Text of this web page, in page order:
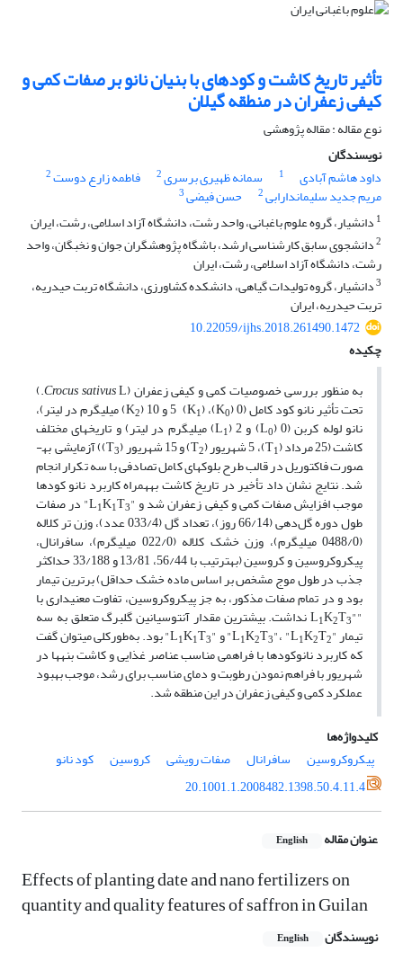
تأثیر تاریخ کاشت و کودهای با بنیان نانو بر صفات کمی و
کیفی زعفران در منطقه گیلان
نوع مقاله : مقاله پژوهشی
نویسندگان
داود هاشم آبادی
1 سمانه ظهیری برسری2 فاطمه زارع دوست2
مریم جدید سلیماندارابی2 حسن فیضی3
1 دانشیار، گروه علوم باغبانی، واحد رشت، دانشگاه آزاد اسلامی، رشت، ایران
2دانشجوی سابق کارشناسی ارشد، باشگاه پژوهشگران جوان و نخبگان، واحد
رشت، دانشگاه آزاد اسلامی، رشت، ایران
3دانشیار، گروه تولیدات گیاهی، دانشکده‌ کشاورزی، دانشگاه تربت حیدریه،
تربت حیدریه، ایران ‏
10.22059/ijhs.2018.261490.1472
چکیده
به منظور بررسی خصوصیات کمی و کیفی زعفران ( Crocus sativus
L.)
تحت تأثیر نانو کود کامل (0 (K 0 )، 5 (K 1) و 10 (K 2 ) میلی­گرم در لیتر)،
نانو لوله کربن (0 (L 0 ) و 2 (L 1 ) میلی­گرم در لیتر) و تاریخ­های مختلف
کاشت (25 مرداد (T 1 )، 5 شهریور (T 2 ) و 15 شهریور (T 3)) آزمایشی به­
صورت فاکتوریل در قالب طرح بلوک­های کامل تصادفی با سه تکرار انجام
شد. نتایج نشان داد تأخیر در تاریخ کاشت به­همراه کاربرد نانو کودها
موجب افزایش صفات کمی و کیفی زعفران شد و "L 1K1T3 " در صفات
طول دوره گل‏‌‏دهی (66/14 روز)، تعداد گل (033/4 عدد)، وزن تر کلاله
(0488/0 میلی­گرم)، وزن خشک کلاله (022/0 میلی­گرم)، سافرانال،
پیکروکروسین و کروسین (به­ترتیب با 56/44، 13/81 و 33/188 حداکثر
جذب در طول موج مشخص بر اساس ماده خشک حداقل) برترین تیمار
بود و در تمام صفات مذکور، به جز پیکروکروسین، تفاوت معنی­داری با
""L
1K2T3 نداشت. بیشترین مقدار آنتوسیانین گلبرگ متعلق به سه
تیمار "L 1K2T3"، "L1K2T2 " و "L 1K1T3 " بود. به‏‌‏طورکلی می­توان گفت
که کاربرد نانوکودها با فراهمی مناسب عناصر غذایی و کاشت بنه­ها در
شهریور با فراهم نمودن رطوبت و دمای مناسب برای رشد، موجب بهبود
عملکرد کمی و کیفی زعفران در این منطقه شد.
کلیدواژه‌ها
پیکروکروسین
سافرانال صفات رویشی کروسین
کود نانو‏
20.1001.1.2008482.1398.50.4.11.4
عنوان مقاله English
Effects of planting date and nano fertilizers on
quantity and quality features of ‎saffron in Guilan
نویسندگان English